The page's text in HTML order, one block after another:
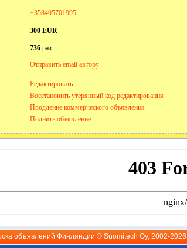
+358405701995
300 EUR
736раз
Отправить email автору
Редактировать
Восстановить утерянный код редактирования
Продление коммерческого объявления
Поднять объявление
объявлений Финляндии © Suomitech Oy, 2002-2026